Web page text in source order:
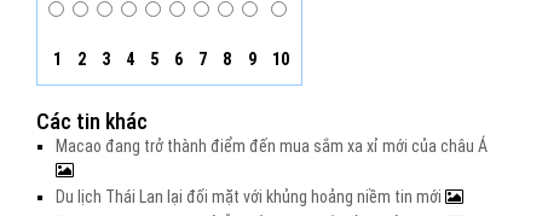
1 2 3 4 5 6 7 8 9 10
Các tin khác
Macao đang trở thành điểm đến mua sắm xa xỉ mới của châu Á
Du lịch Thái Lan lại đối mặt với khủng hoảng niềm tin mới